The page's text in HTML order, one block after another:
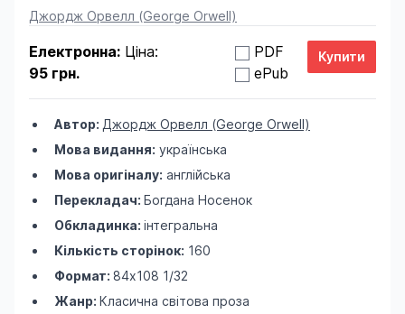
Product information
Джордж Орвелл (George Orwell)
Електронна: Ціна:
95 грн.
PDF
ePub
Автор: Джордж Орвелл (George Orwell)
Мова видання: українська
Мова оригіналу: англійська
Перекладач: Богдана Носенок
Обкладинка: інтегральна
Кількість сторінок: 160
Формат: 84х108 1/32
Жанр: Класична світова проза